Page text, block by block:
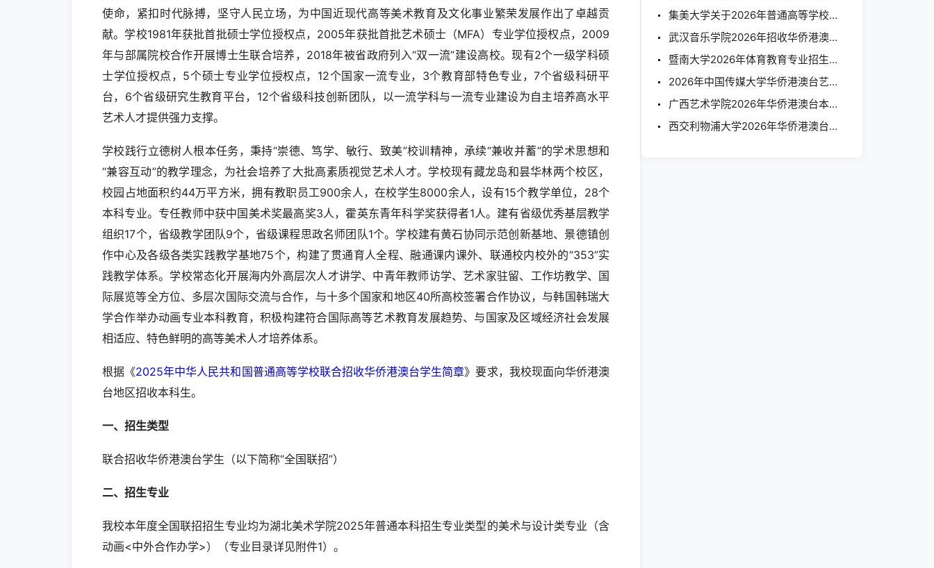
使命，紧扣时代脉搏，坚守人民立场，为中国近现代高等美术教育及文化事业繁荣发展作出了卓越贡
献。学校1981年获批首批硕士学位授权点，2005年获批首批艺术硕士（MFA）专业学位授权点，2009
年与部属院校合作开展博士生联合培养，2018年被省政府列入“双一流”建设高校。现有2个一级学科硕
士学位授权点，5个硕士专业学位授权点，12个国家一流专业，3个教育部特色专业，7个省级科研平
台，6个省级研究生教育平台，12个省级科技创新团队，以一流学科与一流专业建设为自主培养高水平
艺术人才提供强力支撑。
学校践行立德树人根本任务，秉持“崇德、笃学、敏行、致美”校训精神，承续“兼收并蓄”的学术思想和
“兼容互动”的教学理念，为社会培养了大批高素质视觉艺术人才。学校现有藏龙岛和昙华林两个校区，
校园占地面积约44万平方米，拥有教职员工900余人，在校学生8000余人，设有15个教学单位，28个
本科专业。专任教师中获中国美术奖最高奖3人，霍英东青年科学奖获得者1人。建有省级优秀基层教学
组织17个，省级教学团队9个，省级课程思政名师团队1个。学校建有黄石协同示范创新基地、景德镇创
作中心及各级各类实践教学基地75个，构建了贯通育人全程、融通课内课外、联通校内校外的“353”实
践教学体系。学校常态化开展海内外高层次人才讲学、中青年教师访学、艺术家驻留、工作坊教学、国
际展览等全方位、多层次国际交流与合作，与十多个国家和地区40所高校签署合作协议，与韩国韩瑞大
学合作举办动画专业本科教育，积极构建符合国际高等艺术教育发展趋势、与国家及区域经济社会发展
相适应、特色鲜明的高等美术人才培养体系。
根据《2025年中华人民共和国普通高等学校联合招收华侨港澳台学生简章》要求，我校现面向华侨港澳
台地区招收本科生。
一、招生类型
联合招收华侨港澳台学生（以下简称“全国联招”）
二、招生专业
我校本年度全国联招招生专业均为湖北美术学院2025年普通本科招生专业类型的美术与设计类专业（含
动画<中外合作办学>）（专业目录详见附件1）。
集美大学关于2026年普通高等学校联合招收华侨港澳台学生体育类、艺术类专业术科考核要求的通知
武汉音乐学院2026年招收华侨港澳台学生专业考试考生须知
暨南大学2026年体育教育专业招生简章（香港、澳门、台湾、华侨）
2026年中国传媒大学华侨港澳台艺术类本科招生简章
广西艺术学院2026年华侨港澳台本科招生简章
西交利物浦大学2026年华侨港澳台本科招生简章